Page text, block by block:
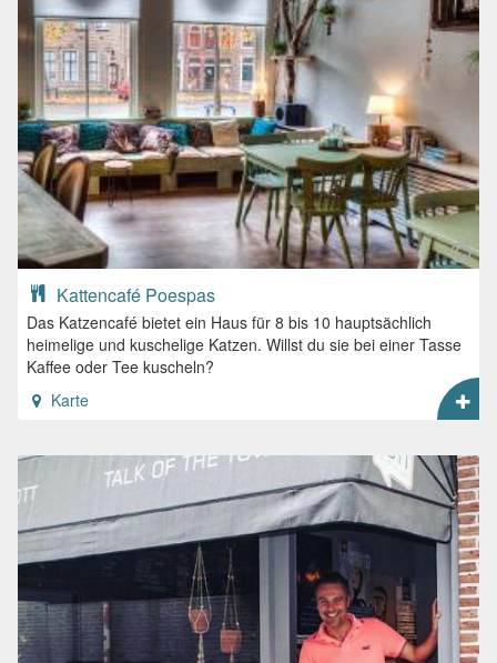
Kattencafé Poespas
Das Katzencafé bietet ein Haus für 8 bis 10 hauptsächlich
heimelige und kuschelige Katzen. Willst du sie bei einer Tasse
Kaffee oder Tee kuscheln?
Karte